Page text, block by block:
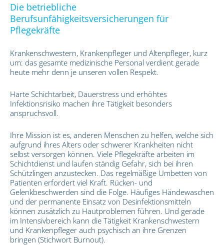
Die betriebliche
Berufsunfähigkeitsversicherungen für
Pflegekräfte
Krankenschwestern, Krankenpfleger und Altenpfleger, kurz
um: das gesamte medizinische Personal verdient gerade
heute mehr denn je unseren vollen Respekt.
Harte Schichtarbeit, Dauerstress und erhöhtes
Infektionsrisiko machen ihre Tätigkeit besonders
anspruchsvoll.
Ihre Mission ist es, anderen Menschen zu helfen, welche sich
aufgrund ihres Alters oder schwerer Krankheiten nicht
selbst versorgen können. Viele Pflegekräfte arbeiten im
Schichtdienst und laufen ständig Gefahr, sich bei ihren
Schützlingen anzustecken. Das regelmäßige Umbetten von
Patienten erfordert viel Kraft. Rücken- und
Gelenkbeschwerden sind die Folge. Häufiges Händewaschen
und der permanente Einsatz von Desinfektionsmitteln
können zusätzlich zu Hautproblemen führen. Und gerade
im Intensivbereich kann die Tätigkeit Krankenschwestern
und Krankenpfleger auch psychisch an ihre Grenzen
bringen (Stichwort Burnout).